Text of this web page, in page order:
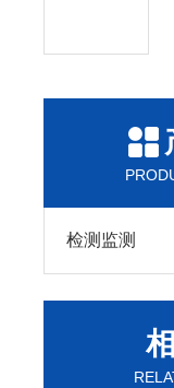
检测监测